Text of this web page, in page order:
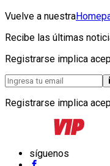
Vuelve a nuestra
Recibe las últimas
Registrarse implica
Registrarse implica
síguenos